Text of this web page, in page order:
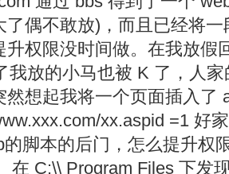
了偶不敢放)，而且已经将
升权限没时间做。在我放假
我放的小马也被 K 了，人
然想起我将一个页面插入了
xx.aspid =1 好
脚本的后门，怎么提升权
在 C:\\ Program Files 下发